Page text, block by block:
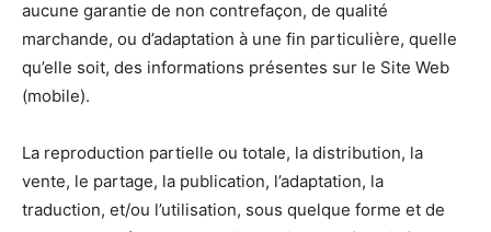
aucune garantie de non contrefaçon, de qualité
marchande, ou d’adaptation à une fin particulière, quelle
qu’elle soit, des informations présentes sur le Site Web
(mobile).
La reproduction partielle ou totale, la distribution, la
vente, le partage, la publication, l’adaptation, la
traduction, et/ou l’utilisation, sous quelque forme et de